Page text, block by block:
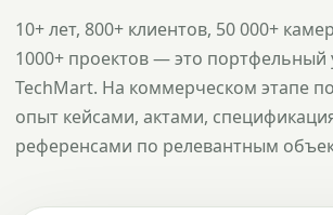
10+ лет, 800+ клиентов, 50 000+
1000+ проектов — это портфельный
TechMart. На коммерческом этапе
опыт кейсами, актами,
референсами по релевантным